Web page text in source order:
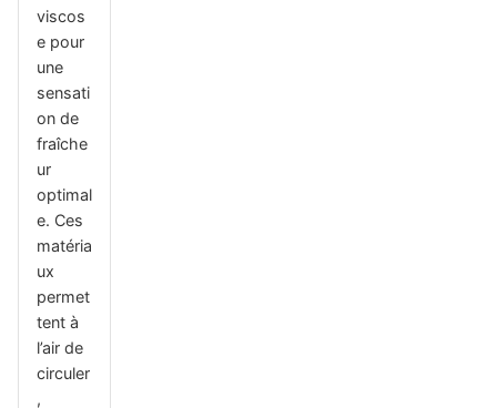
viscos
e pour
une
sensati
on de
fraîche
ur
optimal
e. Ces
matéria
ux
permet
tent à
l’air de
circuler
,